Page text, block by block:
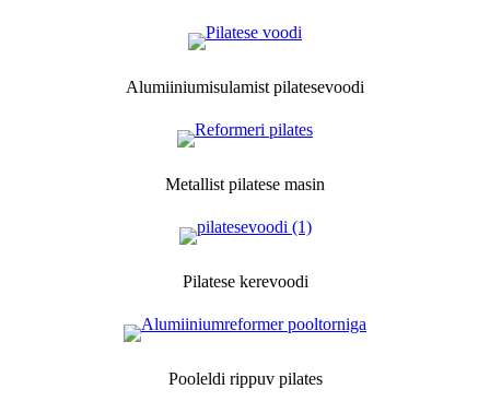
Alumiiniumisulamist pilatesevoodi
Metallist pilatese masin
Pilatese kerevoodi
Pooleldi rippuv pilates